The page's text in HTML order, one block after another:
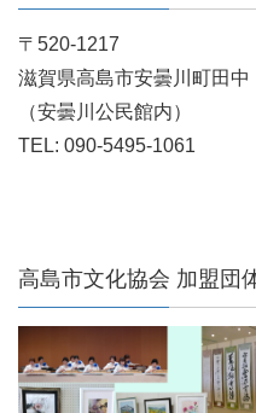
〒520-1217
滋賀県高島市安曇川町田中
（安曇川公民館内）
TEL: 090-5495-1061
高島市文化協会 加盟団